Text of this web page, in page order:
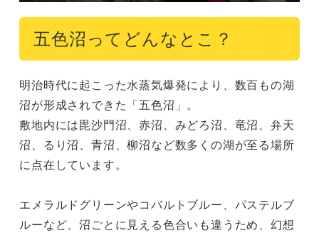
五色沼ってどんなとこ？
明治時代に起こった水蒸気爆発により、数百もの湖
沼が形成されできた「五色沼」。
敷地内には毘沙門沼、赤沼、みどろ沼、竜沼、弁天
沼、るり沼、青沼、柳沼など数多くの湖が至る場所
に点在しています。
エメラルドグリーンやコバルトブルー、パステルブ
ルーなど、沼ごとに見える色合いも違うため、幻想